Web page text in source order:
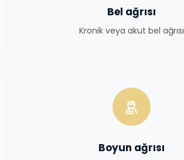
Bel ağrısı
Kronik veya akut bel ağrısı
Boyun ağrısı